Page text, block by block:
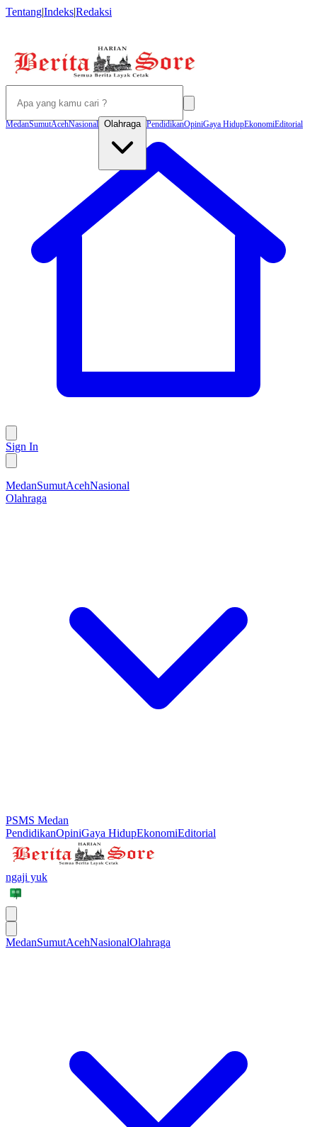
Tentang|Indeks|Redaksi
MedanSumutAcehNasional Olahraga PendidikanOpiniGaya HidupEkonomiEditorial
Sign In
MedanSumutAcehNasional
Olahraga
PSMS Medan
PendidikanOpiniGaya HidupEkonomiEditorial
ngaji yuk
MedanSumutAcehNasionalOlahraga